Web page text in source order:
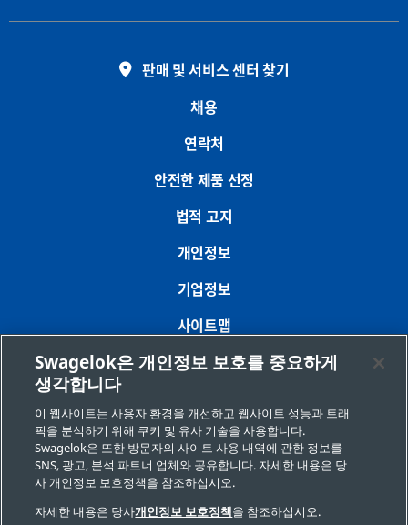
판매 및 서비스 센터 찾기
채용
연락처
안전한 제품 선정
법적 고지
개인정보
기업정보
사이트맵
쿠키 기본 설정
개인정보 판매 또는 공유 금지 요청
Copyright 2026 Swagelok Company. All rights reserved.
Swagelok은 개인정보 보호를 중요하게
생각합니다
이 웹사이트는 사용자 환경을 개선하고 웹사이트 성능과 트래
픽을 분석하기 위해 쿠키 및 유사 기술을 사용합니다.
Swagelok은 또한 방문자의 사이트 사용 내역에 관한 정보를
SNS, 광고, 분석 파트너 업체와 공유합니다. 자세한 내용은 당
사 개인정보 보호정책을 참조하십시오.
자세한 내용은 당사개인정보 보호정책을 참조하십시오.